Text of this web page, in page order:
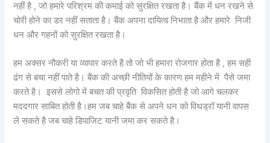
नहीं है , जो हमारे परिश्रम की कमाई को सुरक्षित रखता है। बैंक में धन रखने से
चोरी होने का डर नहीं सताता है। बैंक अपना दायित्व निभाता है और हमारे निजी
धन और गहनों को सुरक्षित रखता है।
हम अक्सर नौकरी या व्यापार करते है तो जो भी हमारा रोजगार होता है , हम सही
ढंग से बचा नहीं पाते है। बैंक की अच्छी नीतियों के कारण हम महीने में पैसे जमा
करते है। इससे लोगो में बचत की प्रवृति विकसित होती है जो आगे चलकर
मददगार साबित होती है।हम जब चाहे बैंक से अपने धन को विथड्रॉ यानी वापस
ले सकते है जब चाहे डिपाजिट यानी जमा कर सकते है।